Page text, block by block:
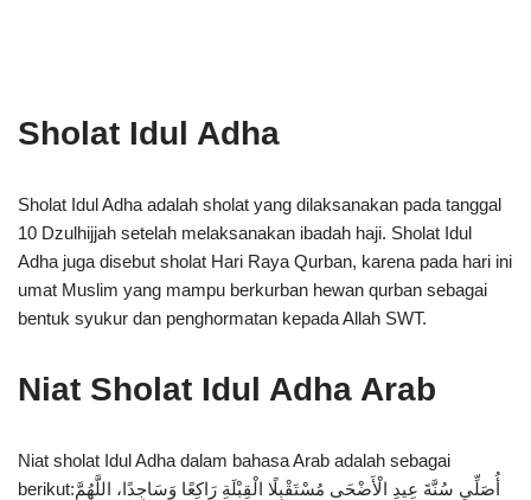
Sholat Idul Adha
Sholat Idul Adha adalah sholat yang dilaksanakan pada tanggal
10 Dzulhijjah setelah melaksanakan ibadah haji. Sholat Idul
Adha juga disebut sholat Hari Raya Qurban, karena pada hari ini
umat Muslim yang mampu berkurban hewan qurban sebagai
bentuk syukur dan penghormatan kepada Allah SWT.
Niat Sholat Idul Adha Arab
Niat sholat Idul Adha dalam bahasa Arab adalah sebagai
berikut:أُصَلِّي سُنَّةَ عِيدِ الْأَضْحَى مُسْتَقْبِلًا الْقِبْلَةِ رَاكِعًا وَسَاجِدًا، اللَّهُمَّ